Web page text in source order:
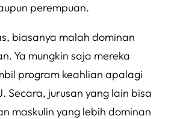
perempuan.
biasanya malah dominan
Ya mungkin saja mereka
program keahlian apalagi
Secara, jurusan yang lain bisa
maskulin yang lebih dominan